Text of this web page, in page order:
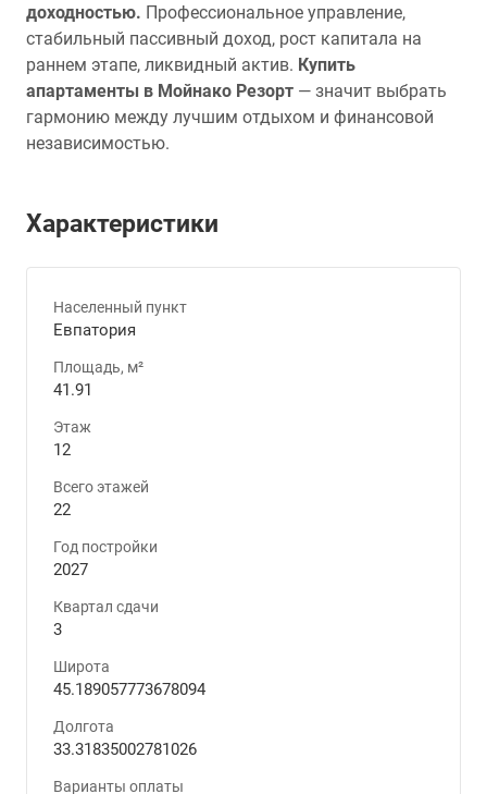
доходностью. Профессиональное управление,
стабильный пассивный доход, рост капитала на
раннем этапе, ликвидный актив. Купить
апартаменты в Мойнако Резорт — значит выбрать
гармонию между лучшим отдыхом и финансовой
независимостью.
Характеристики
Населенный пункт
Евпатория
Площадь, м²
41.91
Этаж
12
Всего этажей
22
Год постройки
2027
Квартал сдачи
3
Широта
45.189057773678094
Долгота
33.31835002781026
Варианты оплаты